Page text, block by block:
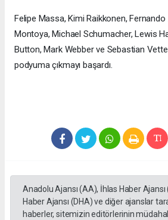
Felipe Massa, Kimi Raikkonen,
Montoya, Michael Schumacher, Lewis
Button, Mark Webber ve Sebastian
podyuma çıkmayı başardı.
Anadolu Ajansı (AA), İhlas Haber
Haber Ajansı (DHA) ve diğer ajanslar
haberler, sitemizin editörlerinin